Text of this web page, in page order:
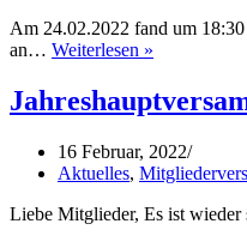
Am 24.02.2022 fand um
an… Weiterlesen »
nach
JHV
16 Februar, 2022
Aktuelles,
Liebe Mitglieder, Es ist